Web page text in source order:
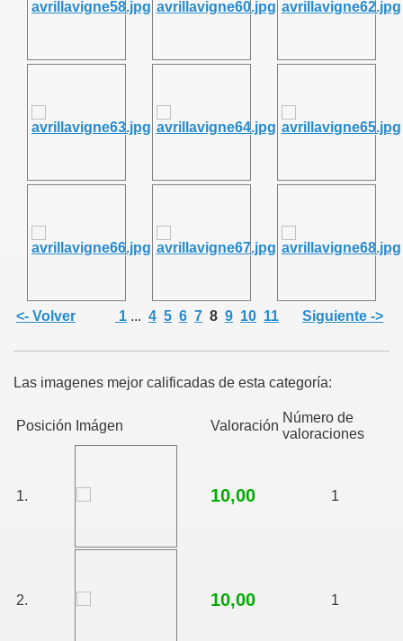
<- Volver 1 ... 4 5 6 7 8 9 10 11 Siguiente ->
Las imagenes mejor calificadas de esta categoría:
Posición Imágen Valoración
Número de
valoraciones
1. 10,00 1
2. 10,00 1